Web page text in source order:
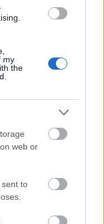
my
the
web or
to
Εύκολη